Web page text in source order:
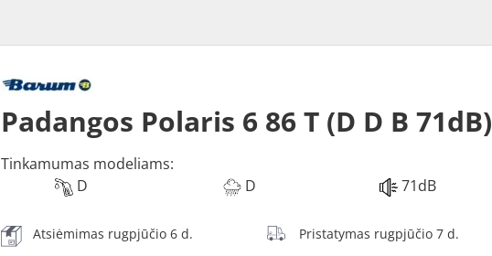
Padangos Polaris 6 86 T (D D B 71dB)
Tinkamumas modeliams:
D
D 71dB
Atsiėmimas rugpjūčio 6 d. Pristatymas rugpjūčio 7 d.